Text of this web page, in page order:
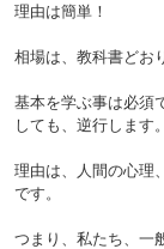
理由は簡単！
相場は、教科書どお
基本を学ぶ事は必須
しても、逆行します。
理由は、人間の心理
です。
つまり、私たち、一